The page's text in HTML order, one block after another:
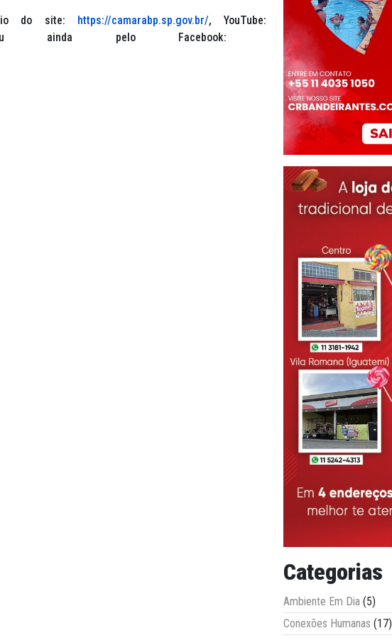
do site: https://camarabp.sp.gov.br/, YouTube:
pelo Facebook:
Categorias
Ambiente Em Dia (5)
Conexões Humanas (17)